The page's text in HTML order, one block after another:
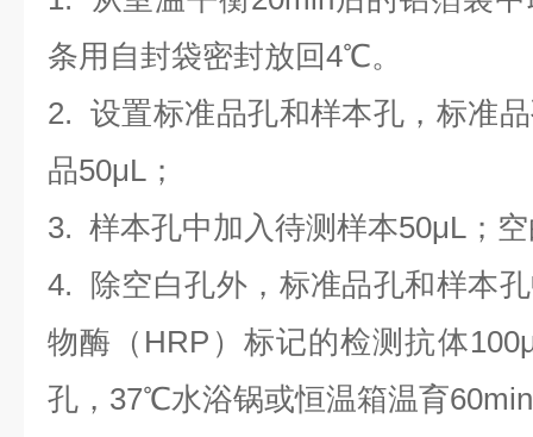
条用自封袋密封放回4℃。
2. 设置标准品孔和样本孔，标准
品50μL；
3. 样本孔中加 入待测样本50μL；
4.
除空白孔外，标准品孔和样本
物酶（HRP）标记的检测抗体
孔，37℃水浴锅或恒温箱温育